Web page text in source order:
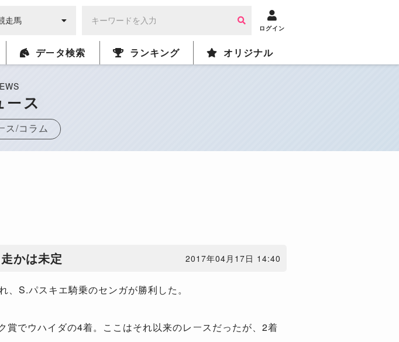
ログイン
データ検索 ランキング オリジナル
ース
ス/コラム
かは未定 2017年04月17日 14:40
S.パスキエ騎乗のセンガが勝利した。
でウハイダの4着。ここはそれ以来のレースだったが、2着